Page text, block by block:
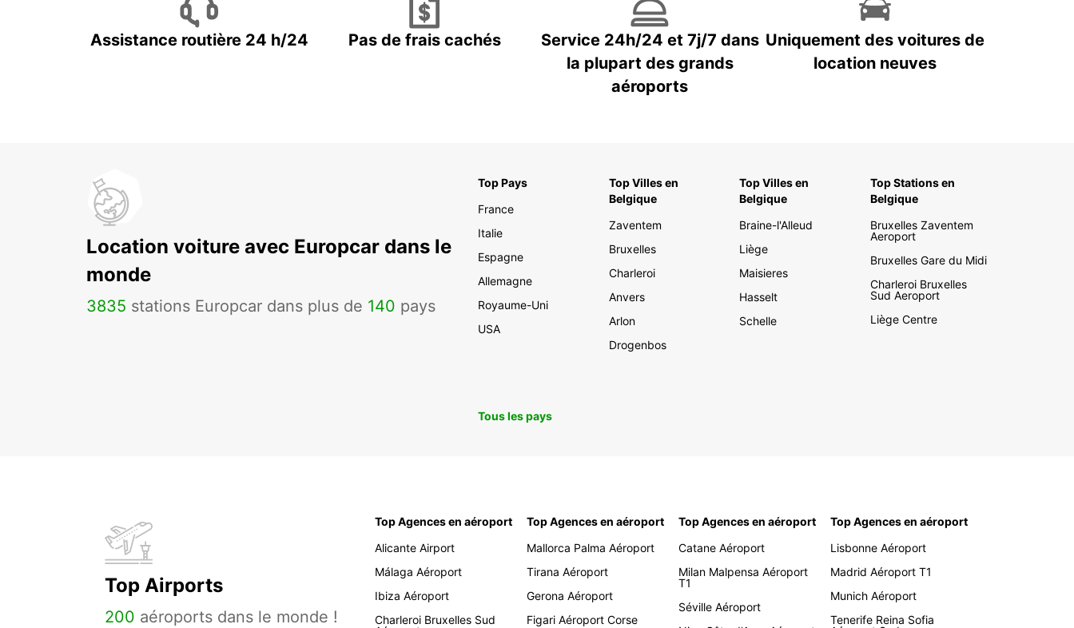
Assistance routière 24 h/24 Pas de frais cachés
Service 24h/24 et 7j/7 dans
la plupart des grands
aéroports
Uniquement des voitures de
location neuves
Location voiture avec Europcar dans le
monde
3835 stations Europcar dans plus de 140 pays
Top Pays
France
Italie
Espagne
Allemagne
Royaume-Uni
USA
Top Villes en
Belgique
Zaventem
Bruxelles
Charleroi
Anvers
Arlon
Drogenbos
Top Villes en
Belgique
Braine-l'Alleud
Liège
Maisieres
Hasselt
Schelle
Top Stations en
Belgique
Bruxelles Zaventem
Aeroport
Bruxelles Gare du Midi
Charleroi Bruxelles
Sud Aeroport
Liège Centre
Tous les pays
Top Airports
200 aéroports dans le monde !
Top Agences en aéroport
Alicante Airport
Málaga Aéroport
Ibiza Aéroport
Charleroi Bruxelles Sud
Top Agences en aéroport
Mallorca Palma Aéroport
Tirana Aéroport
Gerona Aéroport
Figari Aéroport Corse
Top Agences en aéroport
Catane Aéroport
Milan Malpensa Aéroport
T1
Séville Aéroport
Top Agences en aéroport
Lisbonne Aéroport
Madrid Aéroport T1
Munich Aéroport
Tenerife Reina Sofia